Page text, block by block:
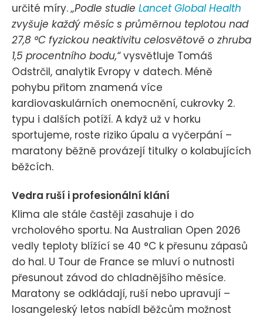
určité míry.„Podle studie Lancet Global Health
zvyšuje každý měsíc s průměrnou teplotou nad
27,8 °C fyzickou neaktivitu celosvětově o zhruba
1,5 procentního bodu,“vysvětluje Tomáš
Odstrčil, analytik Evropy v datech. Méně
pohybu přitom znamená více
kardiovaskulárních onemocnění, cukrovky 2.
typu i dalších potíží. A když už v horku
sportujeme, roste riziko úpalu a vyčerpání –
maratony běžně provázejí titulky o kolabujících
běžcích.
Vedra ruší i profesionální klání
Klima ale stále častěji zasahuje i do
vrcholového sportu. Na Australian Open 2026
vedly teploty blížící se 40 °C k přesunu zápasů
do hal. U Tour de France se mluví o nutnosti
přesunout závod do chladnějšího měsíce.
Maratony se odkládají, ruší nebo upravují –
losangeleský letos nabídl běžcům možnost